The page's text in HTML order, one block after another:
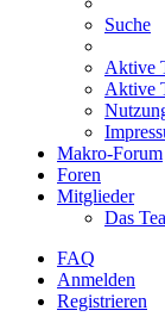
Suche
Aktive
Aktive
Makro-Forum
Foren
Mitglieder
Das
FAQ
Anmelden
Registrieren